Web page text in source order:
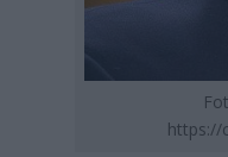
https://